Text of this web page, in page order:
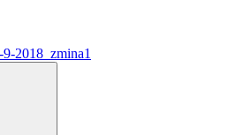
2018_zmina1